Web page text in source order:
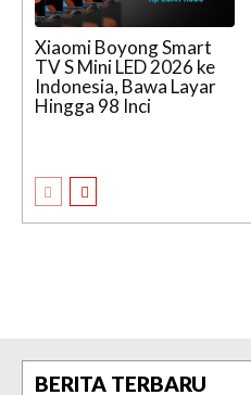
Xiaomi Boyong Smart
TV S Mini LED 2026 ke
Indonesia, Bawa Layar
Hingga 98 Inci
BERITA TERBARU